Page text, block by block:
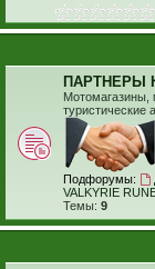
ПАРТНЕРЫ
Мотомагазины,
туристические
Подфорумы:
VALKYRIE
Темы: 9